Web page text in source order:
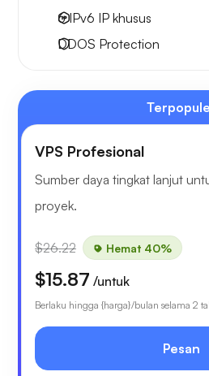
6 IPv6 IP khusus
DDOS Protection
VPS Profesional
Sumber daya tingkat lanjut
proyek.
$26.22 Hemat 40%
$15.87 /untuk
Berlaku hingga {harga}/bulan selama 2
Pesan